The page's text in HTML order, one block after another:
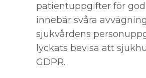
patientuppgifter för
innebär svåra
sjukvårdens
lyckats bevisa att
GDPR.